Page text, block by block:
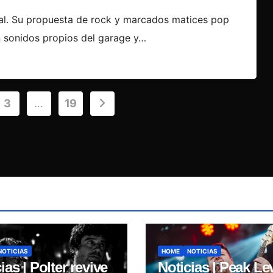
Su propuesta de rock y marcados matices pop
propios del garage y…
3 … 19
| Polter revive
HOME NOTICIAS
Noticias | Peak